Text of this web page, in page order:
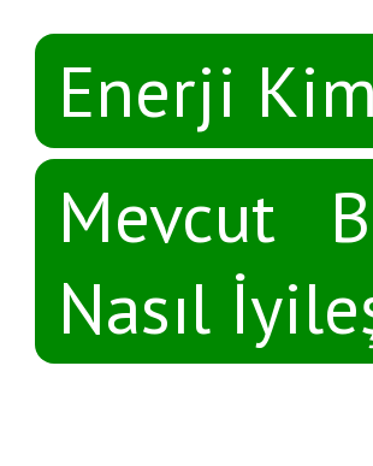
Enerji
Mevcut
Nasıl